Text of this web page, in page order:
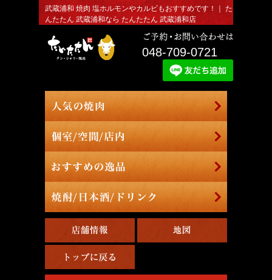
武蔵浦和 焼肉 塩ホルモンやカルビもおすすめです！｜ た
んたたん 武蔵浦和なら たんたたん 武蔵浦和店
048-709-0721